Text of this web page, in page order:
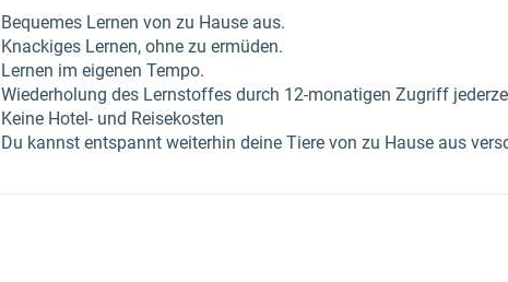
Bequemes Lernen von zu Hause aus.
Knackiges Lernen, ohne zu ermüden.
Lernen im eigenen Tempo.
Wiederholung des Lernstoffes durch 12-monatigen Zugriff
Keine Hotel- und Reisekosten
Du kannst entspannt weiterhin deine Tiere von zu Hause aus